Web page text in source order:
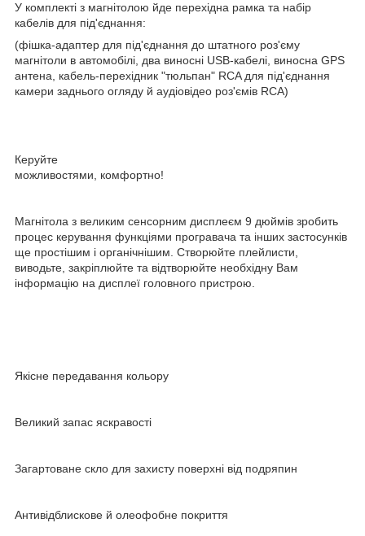
У комплекті з магнітолою йде перехідна рамка та набір
кабелів для під'єднання:
(фішка-адаптер для під'єднання до штатного роз'єму
магнітоли в автомобілі, два виносні USB-кабелі, виносна GPS
антена, кабель-перехідник "тюльпан" RCA для під'єднання
камери заднього огляду й аудіовідео роз'ємів RCA)
Керуйте
можливостями, комфортно!
Магнітола з великим сенсорним дисплеєм 9 дюймів зробить
процес керування функціями програвача та інших застосунків
ще простішим і органічнішим. Створюйте плейлисти,
виводьте, закріплюйте та відтворюйте необхідну Вам
інформацію на дисплеї головного пристрою.
Якісне передавання кольору
Великий запас яскравості
Загартоване скло для захисту поверхні від подряпин
Антивідблискове й олеофобне покриття